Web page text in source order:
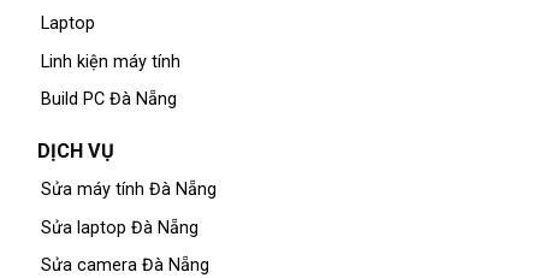
Laptop
Linh kiện máy tính
Build PC Đà Nẵng
DỊCH VỤ
Sửa máy tính Đà Nẵng
Sửa laptop Đà Nẵng
Sửa camera Đà Nẵng